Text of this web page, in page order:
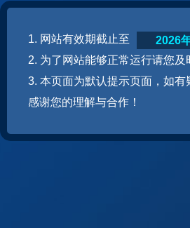
1. 网站有效期截止至
2. 为了网站能够正常运行请您
3. 本页面为默认提示页面，如
感谢您的理解与合作！
2026